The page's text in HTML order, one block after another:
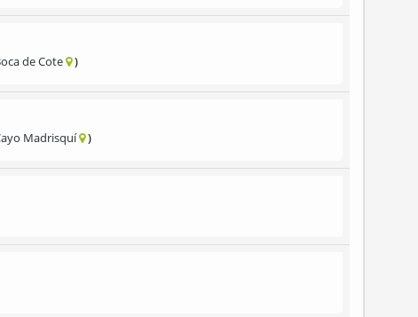
de Cote
Madrisquí